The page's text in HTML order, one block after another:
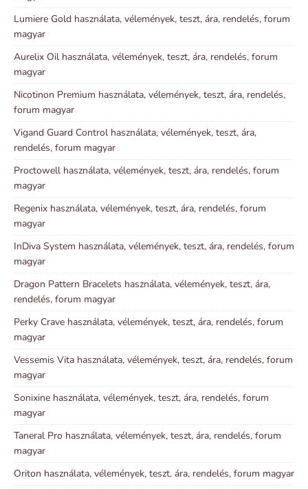
Lumiere Gold használata, vélemények, teszt, ára, rendelés, forum
magyar
Aurelix Oil használata, vélemények, teszt, ára, rendelés, forum
magyar
Nicotinon Premium használata, vélemények, teszt, ára, rendelés,
forum magyar
Vigand Guard Control használata, vélemények, teszt, ára,
rendelés, forum magyar
Proctowell használata, vélemények, teszt, ára, rendelés, forum
magyar
Regenix használata, vélemények, teszt, ára, rendelés, forum
magyar
InDiva System használata, vélemények, teszt, ára, rendelés, forum
magyar
Dragon Pattern Bracelets használata, vélemények, teszt, ára,
rendelés, forum magyar
Perky Crave használata, vélemények, teszt, ára, rendelés, forum
magyar
Vessemis Vita használata, vélemények, teszt, ára, rendelés, forum
magyar
Sonixine használata, vélemények, teszt, ára, rendelés, forum
magyar
Taneral Pro használata, vélemények, teszt, ára, rendelés, forum
magyar
Oriton használata, vélemények, teszt, ára, rendelés, forum magyar